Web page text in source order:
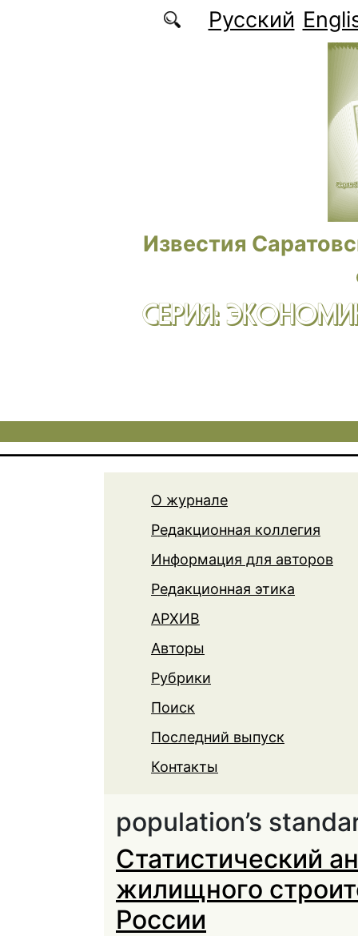
Перейти к основному содержаниюРусский
Известия
СЕРИЯ:
О журнале
Редакционная коллегия
Информация для авторов
Редакционная этика
АРХИВ
Авторы
Рубрики
Поиск
Последний выпуск
Контакты
population’s
Статистический
жилищного
России